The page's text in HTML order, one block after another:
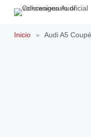
Inicio » Audi A5